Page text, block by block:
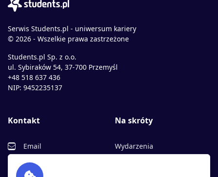
Serwis Students.pl - uniwersum kariery
© 2026 - Wszelkie prawa zastrzeżone
Students.pl Sp. z o.o.
ul. Sybiraków 54, 37-700 Przemyśl
+48 518 637 436
NIP: 9452235137
Kontakt
Email
Facebook
Na skróty
Wydarzenia